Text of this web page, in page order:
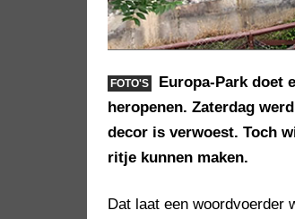
FOTO'S
Europa-Park doet
heropenen. Zaterdag
decor is verwoest. Toch
ritje kunnen maken.
Dat laat een woordvoerder